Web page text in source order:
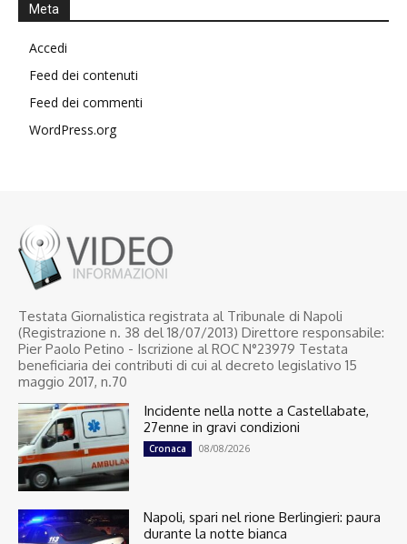
Meta
Accedi
Feed dei contenuti
Feed dei commenti
WordPress.org
Testata Giornalistica registrata al Tribunale di Napoli
(Registrazione n. 38 del 18/07/2013) Direttore responsabile:
Pier Paolo Petino - Iscrizione al ROC N°23979 Testata
beneficiaria dei contributi di cui al decreto legislativo 15
maggio 2017, n.70
Incidente nella notte a Castellabate,
27enne in gravi condizioni
Cronaca 08/08/2026
Napoli, spari nel rione Berlingieri: paura
durante la notte bianca